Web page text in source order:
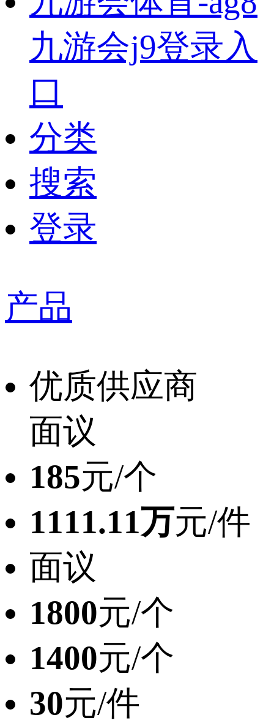
九游会j9登录入
口
分类
搜索
登录
产品
优质供应商
面议
185元/个
1111.11万元/件
面议
1800元/个
1400元/个
30元/件